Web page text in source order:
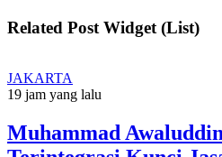
Related Post Widget (List)
JAKARTA
19 jam yang lalu
Muhammad